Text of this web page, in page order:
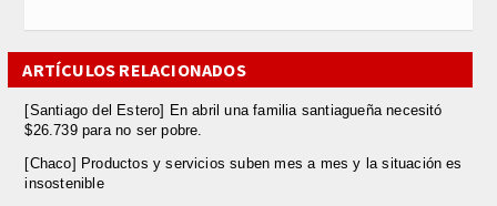
ARTÍCULOS RELACIONADOS
[Santiago del Estero] En abril una familia santiagueña necesitó
$26.739 para no ser pobre.
[Chaco] Productos y servicios suben mes a mes y la situación es
insostenible